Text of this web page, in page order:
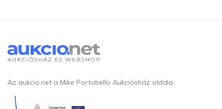
Az aukcio.net a Mike Portobello Aukciósház oldala.